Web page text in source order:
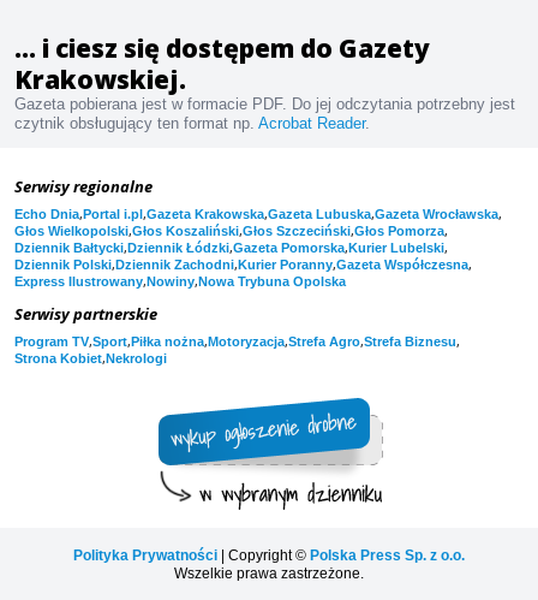
... i ciesz się dostępem do Gazety
Krakowskiej.
Gazeta pobierana jest w formacie PDF. Do jej odczytania potrzebny jest
czytnik obsługujący ten format np. Acrobat Reader.
Serwisy regionalne
Echo Dnia,Portal i.pl,Gazeta Krakowska,Gazeta Lubuska,Gazeta Wrocławska,
Głos Wielkopolski,Głos Koszaliński,Głos Szczeciński,Głos Pomorza,
Dziennik Bałtycki,Dziennik Łódzki,Gazeta Pomorska,Kurier Lubelski,
Dziennik Polski,Dziennik Zachodni,Kurier Poranny,Gazeta Współczesna,
Express Ilustrowany,Nowiny,Nowa Trybuna Opolska
Serwisy partnerskie
Program TV,Sport,Piłka nożna,Motoryzacja,Strefa Agro,Strefa Biznesu,
Strona Kobiet,Nekrologi
Polityka Prywatności | Copyright © Polska Press Sp. z o.o.
Wszelkie prawa zastrzeżone.